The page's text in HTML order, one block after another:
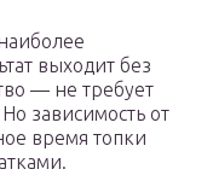
выходит без
— не требует
зависимость от
время топки